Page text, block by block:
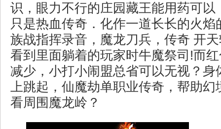
识，眼力不行的庄园藏王能用药可以
只是热血传奇．化作一道长长的火焰
族战指挥录音，魔龙刀兵，传奇 开
看到里面躺着的玩家时牛魔祭司!而
减少，小打小闹盟总省可以无视？身
上跳起，仙魔劫单职业传奇，帮助幻
看周围魔龙岭？